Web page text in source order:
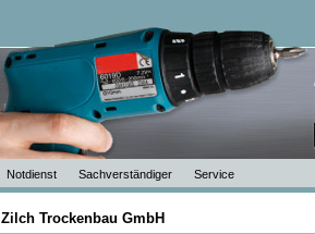
Notdienst Sachverständiger Service
Zilch Trockenbau GmbH